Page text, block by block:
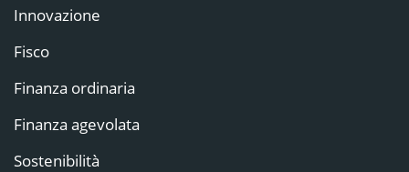
Innovazione
Fisco
Finanza ordinaria
Finanza agevolata
Sostenibilità